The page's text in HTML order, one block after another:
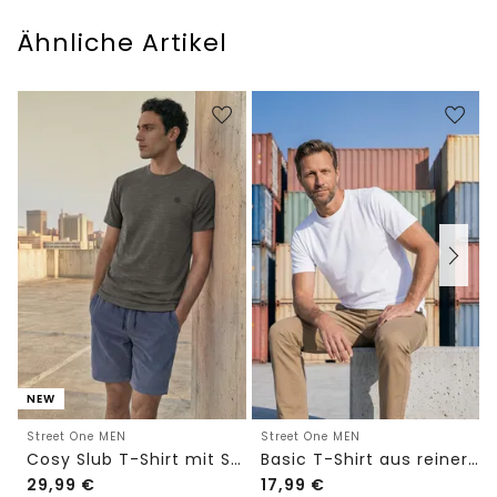
Ähnliche Artikel
NEW
Street One MEN
Cosy Slub T-Shirt mit Struktur
29,99 €
Street One MEN
Basic T-Shirt aus reiner Baumwolle
17,99 €